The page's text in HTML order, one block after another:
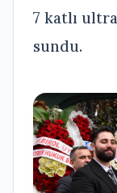
7 katlı
sundu.